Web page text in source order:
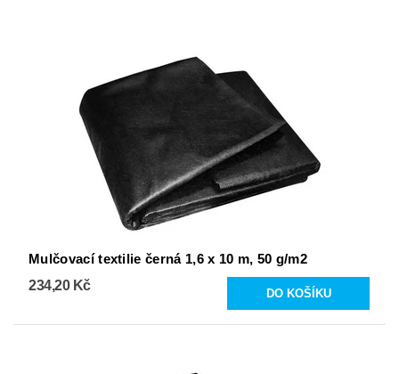
Mulčovací textilie černá 1,6 x 10 m, 50 g/m2
234,20 Kč